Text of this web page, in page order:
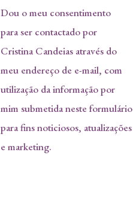
Dou o meu consentimento
para ser contactado por
Cristina Candeias através do
meu endereço de e-mail, com
utilização da informação por
mim submetida neste formulário
para fins noticiosos, atualizações
e marketing.